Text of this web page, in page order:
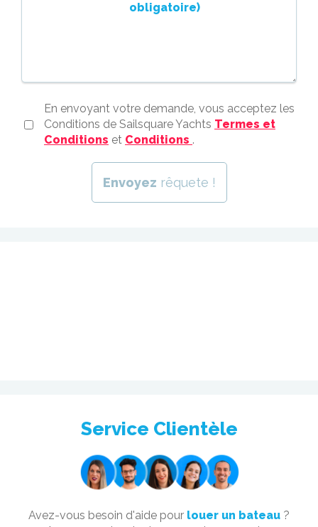
obligatoire)
En envoyant votre demande, vous acceptez les
Conditions de Sailsquare Yachts Termes et
Conditions et Conditions .
Envoyez rêquete !
Service Clientèle
Avez-vous besoin d'aide pour louer un bateau ?